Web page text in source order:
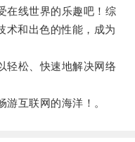
线世界的乐趣吧！综
术和出色的性能，成为
松、快速地解决网络
互联网的海洋！。